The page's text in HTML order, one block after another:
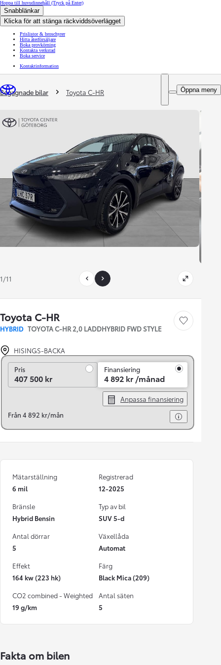
Hoppa till huvudinnehåll (Tryck på Enter)
Snabblänkar
Klicka för att stänga räckviddsöverlägget
Prislistor & broschyrer
Hitta återförsäljare
Boka provkörning
Kontakta verkstad
Boka service
Kontaktinformation
Öppna meny
You are here
Begagnade bilar Toyota C-HR
1/11
Toyota C-HR
HYBRID TOYOTA C-HR 2,0 LADDHYBRID FWD STYLE
Save car
HISINGS-BACKA
Pris
407 500 kr
Finansiering
4 892 kr /månad
Anpassa finansiering
Från 4 892 kr/mån
Mätarställning
6 mil
Registrerad
12-2025
Bränsle
Hybrid Bensin
Typ av bil
SUV 5-d
Antal dörrar
5
Växellåda
Automat
Effekt
164 kw (223 hk)
Färg
Black Mica (209)
CO2 combined - Weighted
19 g/km
Antal säten
5
Fakta om bilen